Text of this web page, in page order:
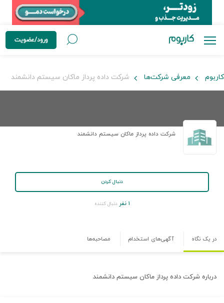
ورود/عضویت
کاربوم معرفی شرکت‌ها شرکت داده پرداز ماکان سیستم دانشمند
شرکت داده پرداز ماکان سیستم دانشمند
دنبال کردن
۱ نفر دنبال کننده
در یک نگاه آگهی‌های استخدام مصاحبه‌ها
درباره شرکت داده پرداز ماکان سیستم دانشمند